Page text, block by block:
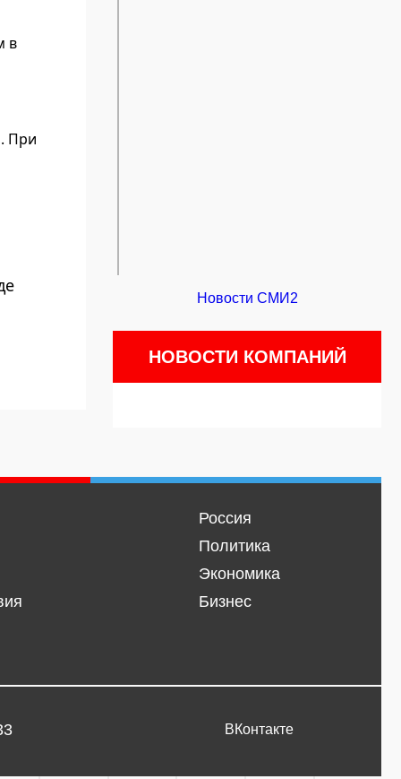
в
При
Новости СМИ2
НОВОСТИ КОМПАНИЙ
Россия
Политика
Экономика
Бизнес
ВКонтакте